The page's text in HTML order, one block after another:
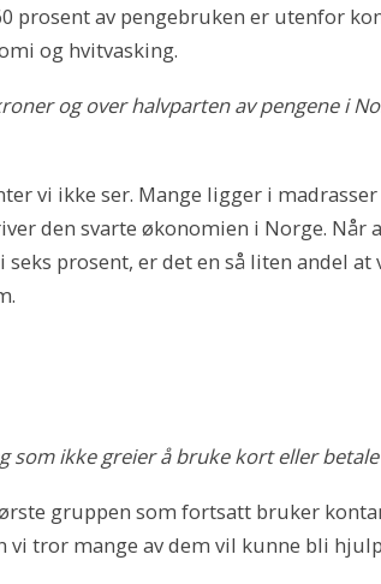
prosent av pengebruken er utenfor
og hvitvasking.
og over halvparten av pengene i
vi ikke ser. Mange ligger i
den svarte økonomien i Norge. Når
prosent, er det en så liten andel at
som ikke greier å bruke kort eller
gruppen som fortsatt bruker
vi tror mange av dem vil kunne bli